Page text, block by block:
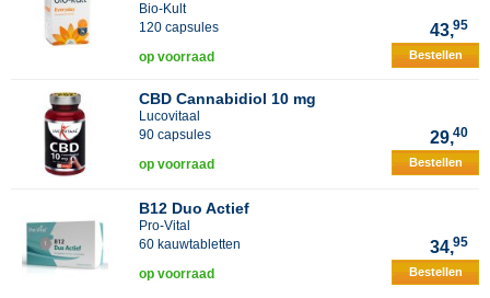
Bio-Kult
120 capsules
43,95
op voorraad Bestellen
CBD Cannabidiol 10 mg
Lucovitaal
90 capsules
29,40
op voorraad Bestellen
B12 Duo Actief
Pro-Vital
60 kauwtabletten
34,95
op voorraad Bestellen